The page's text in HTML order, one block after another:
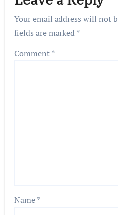
Your email address will not
fields are marked*
Comment*
Name*